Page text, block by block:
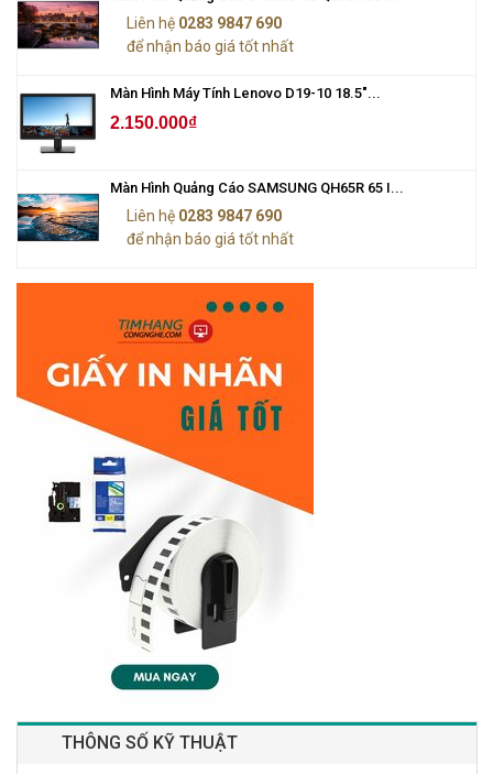
Liên hệ 0283 9847 690
để nhận báo giá tốt nhất
Màn Hình Máy Tính Lenovo D19-10 18.5"...
2.150.000₫
Màn Hình Quảng Cáo SAMSUNG QH65R 65 I...
Liên hệ 0283 9847 690
để nhận báo giá tốt nhất
THÔNG SỐ KỸ THUẬT